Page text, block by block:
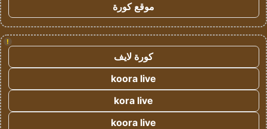
موقع كورة
!
كورة لايف
koora live
kora live
koora live